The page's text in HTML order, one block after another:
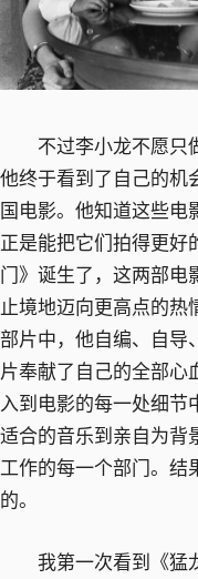
不过李小龙不愿只做
他终于看到了自己的机
国电影。他知道这些电
正是能把它们拍得更好
门》诞生了，这两部电
止境地迈向更高点的热
部片中，他自编、自导
片奉献了自己的全部心
入到电影的每一处细节
适合的音乐到亲自为背
工作的每一个部门。结
的。
我第一次看到《猛龙